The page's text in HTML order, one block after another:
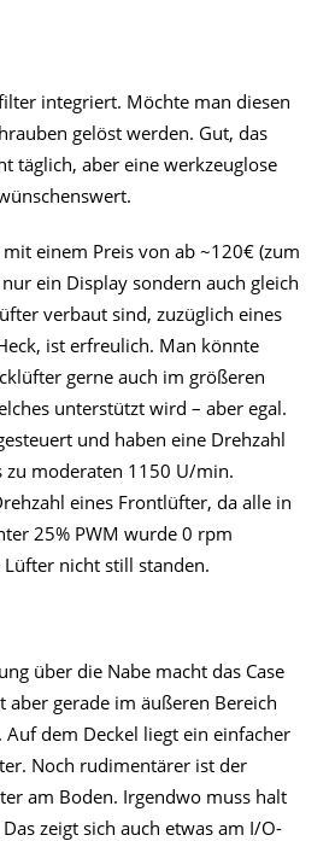
integriert. Möchte man diesen
gelöst werden. Gut, das
täglich, aber eine werkzeuglose
einem Preis von ab ~120€ (zum
ein Display sondern auch gleich
verbaut sind, zuzüglich eines
ist erfreulich. Man könnte
gerne auch im größeren
unterstützt wird – aber egal.
und haben eine Drehzahl
moderaten 1150 U/min.
eines Frontlüfter, da alle in
25% PWM wurde 0 rpm
nicht still standen.
über die Nabe macht das Case
aber gerade im äußeren Bereich
dem Deckel liegt ein einfacher
Noch rudimentärer ist der
am Boden. Irgendwo muss halt
zeigt sich auch etwas am I/O-